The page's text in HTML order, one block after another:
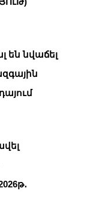
են նվաճել